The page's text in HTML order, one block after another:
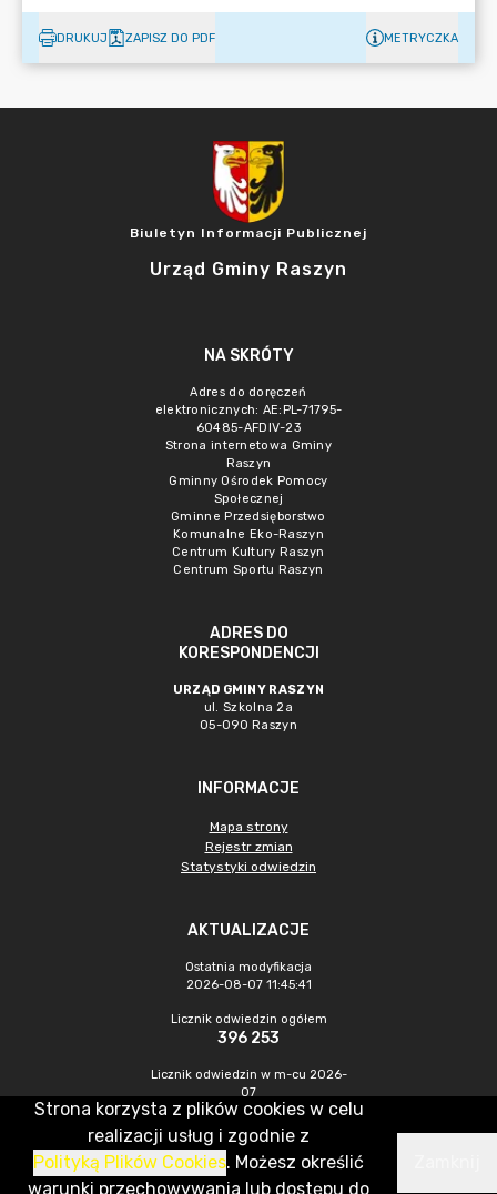
DRUKUJ ZAPISZ DO PDF METRYCZKA
Biuletyn Informacji Publicznej
Urząd Gminy Raszyn
NA SKRÓTY
Adres do doręczeń
elektronicznych: AE:PL-71795-
60485-AFDIV-23
Strona internetowa Gminy
Raszyn
Gminny Ośrodek Pomocy
Społecznej
Gminne Przedsięborstwo
Komunalne Eko-Raszyn
Centrum Kultury Raszyn
Centrum Sportu Raszyn
ADRES DO
KORESPONDENCJI
URZĄD GMINY RASZYN
ul. Szkolna 2a
05-090 Raszyn
INFORMACJE
Mapa strony
Rejestr zmian
Statystyki odwiedzin
AKTUALIZACJE
Ostatnia modyfikacja
2026-08-07 11:45:41
Licznik odwiedzin ogółem
396 253
Licznik odwiedzin w m-cu 2026-
07
1 564
CMS & Hosting: Nefeni Sp. z o.o.
Strona korzysta z plików cookies w celu
realizacji usług i zgodnie z
Polityką Plików Cookies. Możesz określić
warunki przechowywania lub dostępu do